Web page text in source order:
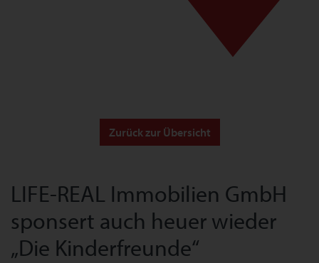
Zurück zur Übersicht
LIFE-REAL Immobilien GmbH
sponsert auch heuer wieder
„Die Kinderfreunde“